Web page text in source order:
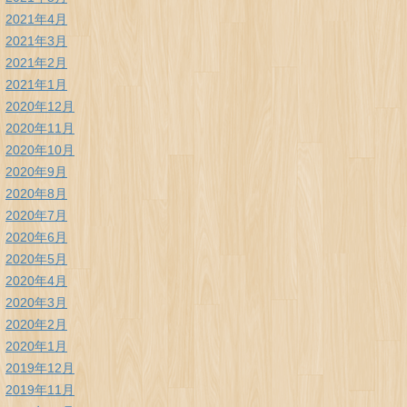
2021年4月
2021年3月
2021年2月
2021年1月
2020年12月
2020年11月
2020年10月
2020年9月
2020年8月
2020年7月
2020年6月
2020年5月
2020年4月
2020年3月
2020年2月
2020年1月
2019年12月
2019年11月